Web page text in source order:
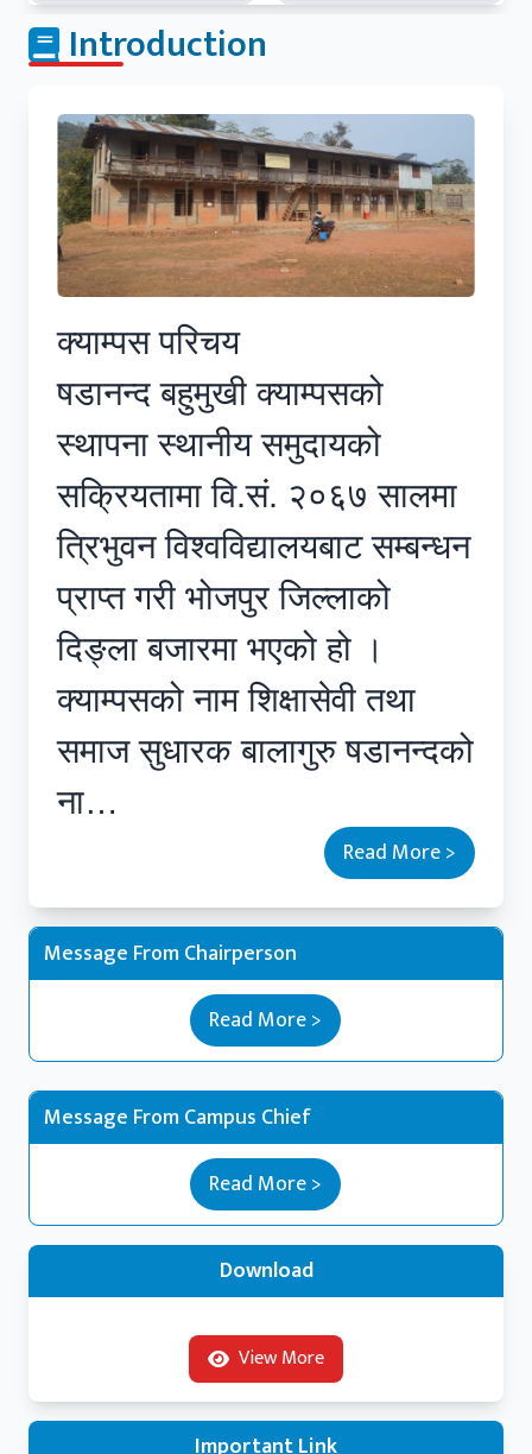
Introduction
क्याम्पस परिचय
षडानन्द बहुमुखी क्याम्पसको
स्थापना स्थानीय समुदायको
सक्रियतामा वि.सं. २०६७ सालमा
त्रिभुवन विश्वविद्यालयबाट सम्बन्धन
प्राप्त गरी भोजपुर जिल्लाको
दिङ्ला बजारमा भएको हो ।
क्याम्पसको नाम शिक्षासेवी तथा
समाज सुधारक बालागुरु षडानन्दको
ना…
Read More >
Message From Chairperson
Read More >
Message From Campus Chief
Read More >
Download
View More
Important Link